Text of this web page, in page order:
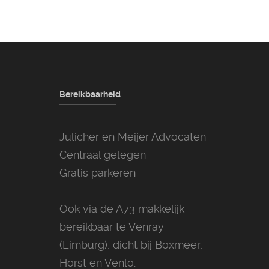
Bereikbaarheid
Julicher en Meijer Advocaten
Centraal gelegen
Gratis parkeren
Ook via de A73 makkelijk
bereikbaar te Venray
(Limburg), dicht bij Boxmeer,
Horst en Venlo.